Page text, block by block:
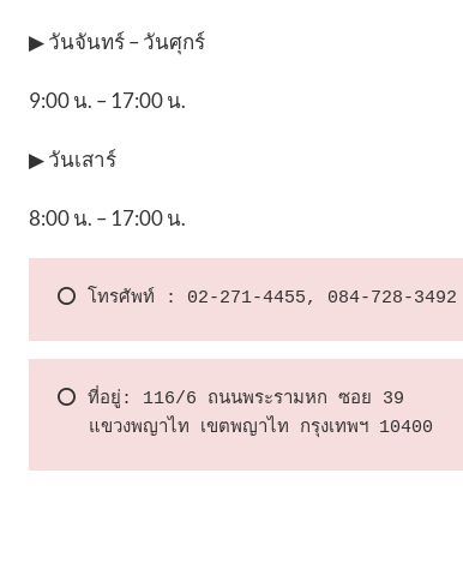
▶ วันจันทร์ – วันศุกร์
9:00 น. – 17:00 น.
▶ วันเสาร์
8:00 น. – 17:00 น.
⭕️ โทรศัพท์ : 02-271-4455, 084-728-3492
⭕️ ที่อยู่: 116/6 ถนนพระรามหก ซอย 39
   แขวงพญาไท เขตพญาไท กรุงเทพฯ 10400